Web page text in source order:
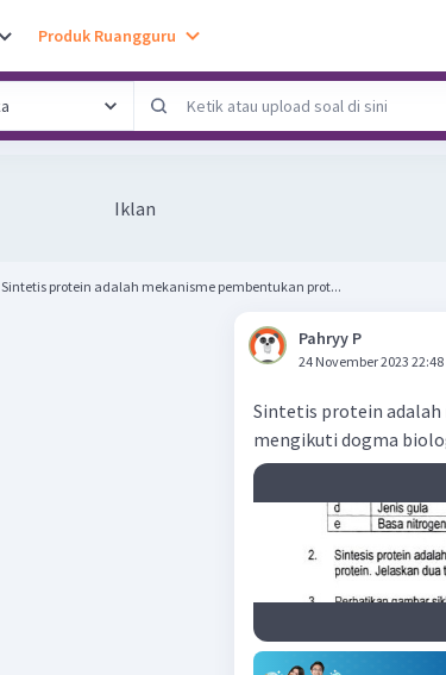
Produk Ruangguru
Iklan
Sintetis protein adalah mekanisme pembentukan prot...
Pahryy P
24 November 2023 22:48
Sintetis protein adalah
mengikuti dogma